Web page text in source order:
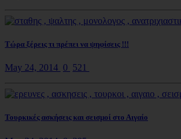
Τώρα ξέρεις τι πρέπει να ψηφίσεις !!!
May 24, 2014 0 521
Τουρκικές ασκήσεις και σεισμοί στο Αιγαίο